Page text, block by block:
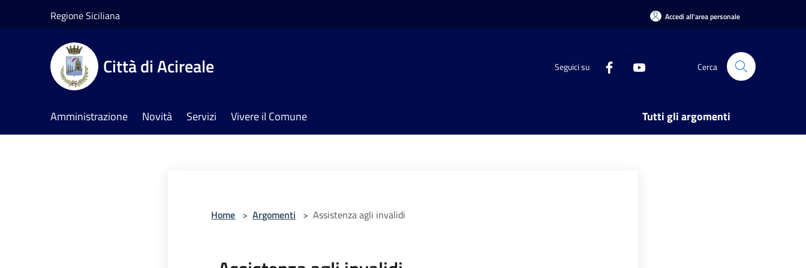
Regione Siciliana Accedi all'area personale
Città di Acireale Seguici su Cerca
Amministrazione Novità Servizi Vivere il Comune Tutti gli argomenti
Home > Argomenti > Assistenza agli invalidi